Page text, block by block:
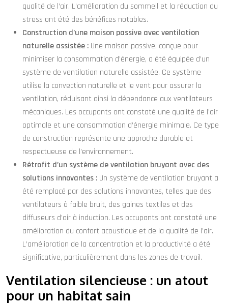
qualité de l’air. L’amélioration du sommeil et la réduction du
stress ont été des bénéfices notables.
Construction d’une maison passive avec ventilation
naturelle assistée : Une maison passive, conçue pour
minimiser la consommation d’énergie, a été équipée d’un
système de ventilation naturelle assistée. Ce système
utilise la convection naturelle et le vent pour assurer la
ventilation, réduisant ainsi la dépendance aux ventilateurs
mécaniques. Les occupants ont constaté une qualité de l’air
optimale et une consommation d’énergie minimale. Ce type
de construction représente une approche durable et
respectueuse de l’environnement.
Rétrofit d’un système de ventilation bruyant avec des
solutions innovantes : Un système de ventilation bruyant a
été remplacé par des solutions innovantes, telles que des
ventilateurs à faible bruit, des gaines textiles et des
diffuseurs d’air à induction. Les occupants ont constaté une
amélioration du confort acoustique et de la qualité de l’air.
L’amélioration de la concentration et la productivité a été
significative, particulièrement dans les zones de travail.
Ventilation silencieuse : un atout
pour un habitat sain